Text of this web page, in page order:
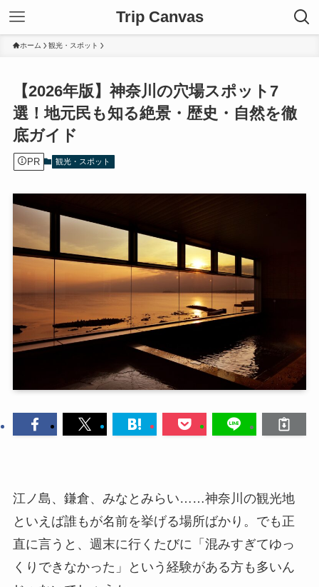
Trip Canvas
ホーム 観光・スポット
【2026年版】神奈川の穴場スポット7
選！地元民も知る絶景・歴史・自然を徹
底ガイド
PR 観光・スポット
江ノ島、鎌倉、みなとみらい……神奈川の観光地
といえば誰もが名前を挙げる場所ばかり。でも正
直に言うと、週末に行くたびに「混みすぎてゆっ
くりできなかった」という経験がある方も多いん